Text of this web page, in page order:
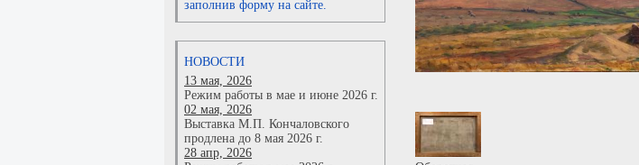
заполнив форму на сайте.
НОВОСТИ
13 мая, 2026
Режим работы в мае и июне 2026 г.
02 мая, 2026
Выставка М.П. Кончаловского
продлена до 8 мая 2026 г.
28 апр, 2026